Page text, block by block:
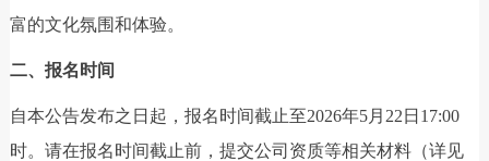
富的文化氛围和体验。
二、报名时间
自本公告发布之日起，报名时间截止至2026年5月22日17:00
时。请在报名时间截止前，提交公司资质等相关材料（详见